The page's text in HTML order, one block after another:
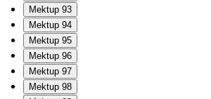
Mektup 93
Mektup 94
Mektup 95
Mektup 96
Mektup 97
Mektup 98